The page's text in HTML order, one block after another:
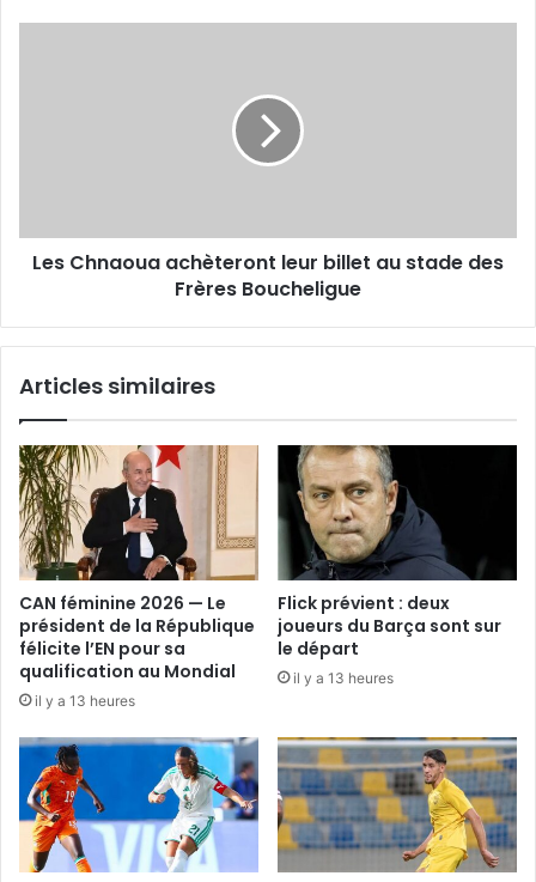
Frères
Boucheligue
Les Chnaoua achèteront leur billet au stade des
Frères Boucheligue
Articles similaires
CAN féminine 2026 — Le
président de la République
félicite l’EN pour sa
qualification au Mondial
il y a 13 heures
Flick prévient : deux
joueurs du Barça sont sur
le départ
il y a 13 heures